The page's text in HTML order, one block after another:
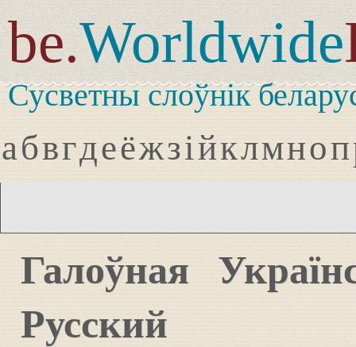
be.Worldwide
Сусветны слоўнік
абвгдеёжзійклмноп
Галоўная
Русский